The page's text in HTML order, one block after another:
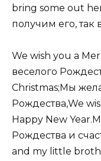
bring some out
получим его, так
We wish you a
веселого
Christmas;Мы
Рождества,We
Happy New
Рождества и
and my little